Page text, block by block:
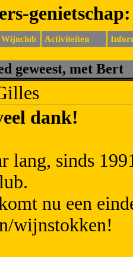
geweest, met Bert
dank!
lang, sinds
nu een
wijnstokken!
Wijnclub Activiteiten